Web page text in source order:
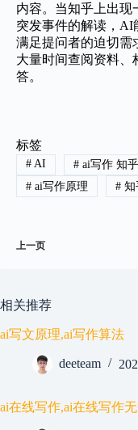
内容。当知乎上出现
突发事件的解读，AI
满足提问者的迫切需
大量时间查阅资料、
答。
标签
#AI #ai写作 知乎
#ai写作原理 #知
上一页
相关推荐
ai写文原理,ai写作算法
deeteam
ai在线写作,ai在线写作